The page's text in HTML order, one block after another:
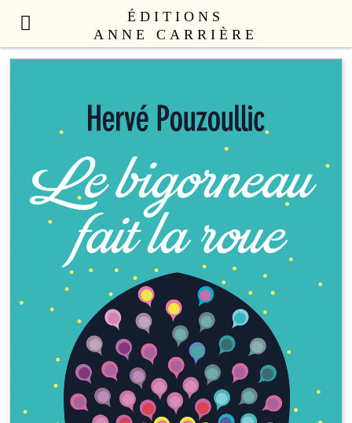
ÉDITIONS
ANNE CARRIÈRE
LITTÉRATURE ÉTRANGÈRE
ANNE CARRIÈRE UNIVERS
SEX APPEAL
CATALOGUE
AUTEURS
LE COLLECTIF
CONTACT
PROFESSIONNELS